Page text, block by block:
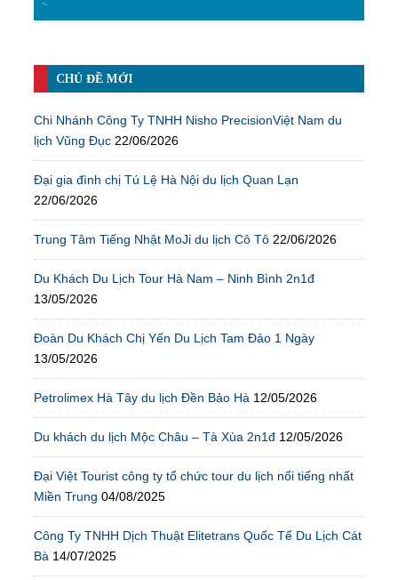
CHỦ ĐỀ MỚI
Chi Nhánh Công Ty TNHH Nisho PrecisionViệt Nam du
lịch Vũng Đục 22/06/2026
Đại gia đình chị Tú Lệ Hà Nội du lịch Quan Lạn
22/06/2026
Trung Tâm Tiếng Nhật MoJi du lịch Cô Tô 22/06/2026
Du Khách Du Lịch Tour Hà Nam – Ninh Bình 2n1đ
13/05/2026
Đoàn Du Khách Chị Yến Du Lịch Tam Đảo 1 Ngày
13/05/2026
Petrolimex Hà Tây du lịch Đền Bảo Hà 12/05/2026
Du khách du lịch Mộc Châu – Tà Xùa 2n1đ 12/05/2026
Đại Việt Tourist công ty tổ chức tour du lịch nổi tiếng nhất
Miền Trung 04/08/2025
Công Ty TNHH Dịch Thuật Elitetrans Quốc Tế Du Lịch Cát
Bà 14/07/2025